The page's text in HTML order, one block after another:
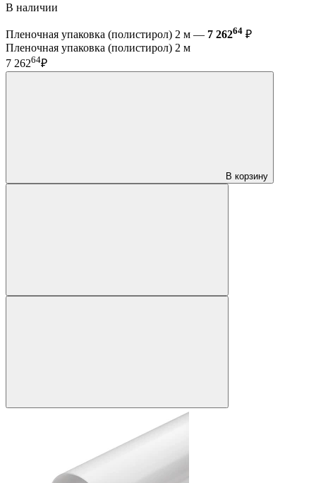
В наличии
Пленочная упаковка (полистирол) 2 м — 7 26264 ₽
Пленочная упаковка (полистирол) 2 м
7 26264₽
В корзину